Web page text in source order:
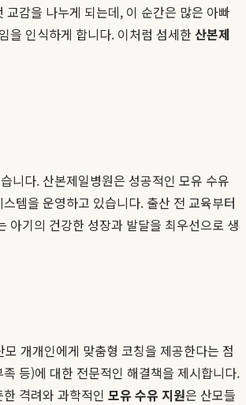
감을 나누게 되는데, 이 순간은 많은 아빠
을 인식하게 합니다. 이처럼 섬세한 산본제
니다. 산본제일병원은 성공적인 모유 수유
스템을 운영하고 있습니다. 출산 전 교육부터
아기의 건강한 성장과 발달을 최우선으로 생
개개인에게 맞춤형 코칭을 제공한다는 점
등)에 대한 전문적인 해결책을 제시합니다.
격려와 과학적인 모유 수유 지원은 산모들